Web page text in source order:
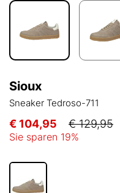
Sioux
Sneaker Tedroso-711
€ 104,95 € 129,95
Sie sparen 19%